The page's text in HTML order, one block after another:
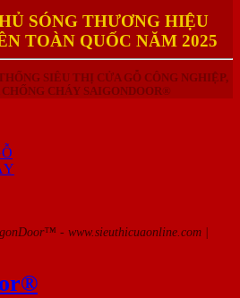
SÓNG THƯƠNG HIỆU
TOÀN QUỐC NĂM 2025
SIÊU THỊ CỬA GỖ CÔNG NGHIỆP,
CHÁY SAIGONDOOR®
- www.sieuthicuaonline.com |